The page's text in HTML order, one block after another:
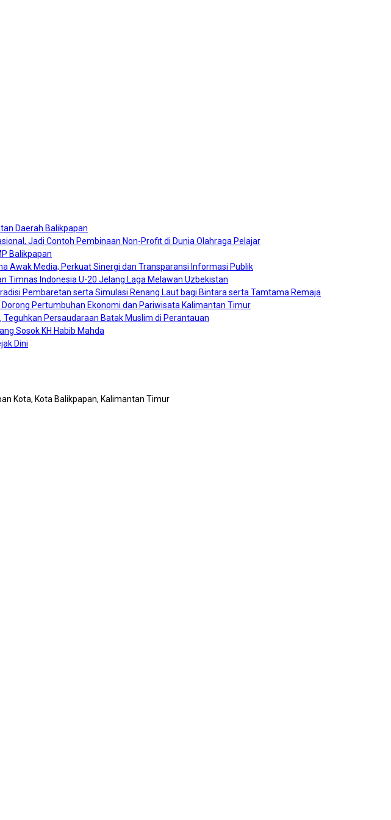
Daerah Balikpapan
Jadi Contoh Pembinaan Non-Profit di Dunia Olahraga Pelajar
Balikpapan
Awak Media, Perkuat Sinergi dan Transparansi Informasi Publik
Timnas Indonesia U-20 Jelang Laga Melawan Uzbekistan
Pembaretan serta Simulasi Renang Laut bagi Bintara serta Tamtama Remaja
Pertumbuhan Ekonomi dan Pariwisata Kalimantan Timur
Teguhkan Persaudaraan Batak Muslim di Perantauan
Sosok KH Habib Mahda
Dini
Kota, Kota Balikpapan, Kalimantan Timur